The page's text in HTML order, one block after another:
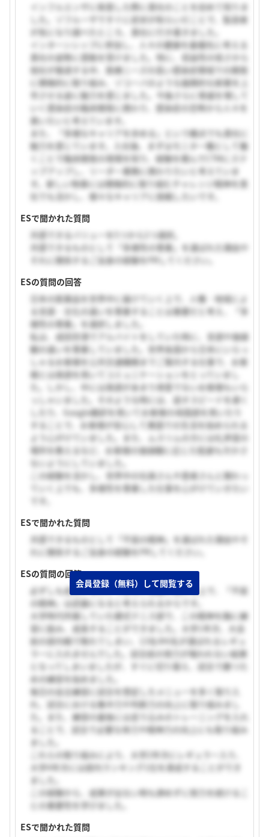
インフルエンザに罹患した際に貴社のことを初めて知りま
した。ゾフルーザですぐに症状が和らいだことで、製造者
が気になり調べたところ、貴社に行き着きました。
インターンシップに参加し、人々の健康を最優先に考える
貴社の姿勢に感銘を受けました。特に、収益性の低さから
他社が撤退する中、医療ニーズの高い感染症領域での開発
に積極的に取り組み、ゾコーバのような画期的な新薬を上
市させる姿に魅力を感じました。今後さらに脅威を増して
いく感染症の臨床開発に携わり、感染症の恐怖から人々を
救いたいと考えています。
また、「多様なキャリアを歩める」という観点でも貴社に
魅力を感じています。入社後、まずはモニター職として働
くことで臨床開発の現場を知り、経験を積んでCTMにステ
ップアップし、リーダー業務に携わりたいと考えていま
す。新しい物事には積極的に取り組むチャレンジ精神を貴
社でも活かし、様々なキャリアに挑戦したいです。
ESで聞かれた質問
共感できるバリューを5つから2つ選択。
共感できるものとして「多様性の尊重」を選ばれた理由や
それに関係するご自身の経験をPRしてください。
ESの質問の回答
日本の医薬品を世界中に届けていく上で、人種・地域によ
る言語・文化の違いを尊重することは重要だと考え、「多
様性の尊重」を選択しました。
私は、成田空港でアルバイトをしていた時に、言語や価値
観の違いを尊重していました。世界各国から日本にいらっ
しゃるお客様を公共交通機関までご案内する仕事で、お客
様とは英語を用いてコミュニケーションをとっていまし
た。しかし、中には英語があまり得意でないお客様もいら
っしゃいました。そのような時には、話すスピードを遅く
したり、Google翻訳を用いてお客様の母国語を用いたり
することで、お客様が安心して異国での生活を始められる
よう心がけていました。また、ムスリムの方には礼拝室の
場所を教えるなど、お客様の価値観に応じた配慮も欠かさ
ないようにしていました。
この経験を活かし、世界中の社員さんや患者さんと関わっ
ていく上でも、多様性を尊重した仕事を心がけていきたい
ESで聞かれた質問
共感できるものとして「不屈の精神」を選ばれた理由やそ
れに関係するご自身の経験をPRしてください。
ESの質問の回答
必ずしも成功するわけではない治験に携わる上で、「不屈
の精神」は武器になると考えられるからです。
大学時代所属していた硬式テニス部で、この精神を胸に練
習に励み、成長することができました。大学1年次、大会
前の部内戦で敗れてしまい、13名中6名が選ばれるレギュ
ラーに入れませんでした。試合前の努力が報われない結果
となってしまいましたが、すぐに切り替え、試合で勝つた
めの練習を始めました。
毎日の自主練習に試合を想定したメニューを多く取り入
れ、試合における集中力や判断力の向上に取り組みまし
た。また、練習の最後には走り込みのトレーニングを入れ
ることで、試合で必要な体力や精神力の向上にも取り組み
ました。
これらの取り組みにより、大学2年次にレギュラー入り、
大学4年次には部内ランキング1位を達成することができ
ました。
この経験から、成果が出ない時も諦めずに努力を続けるこ
との重要性を学びました。
ESで聞かれた質問
会員登録（無料）して閲覧する